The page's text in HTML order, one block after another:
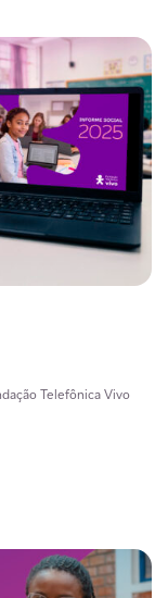
Telefônica Vivo